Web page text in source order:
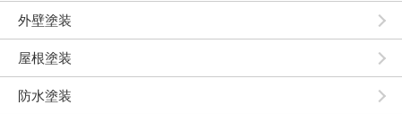
外壁塗装
屋根塗装
防水塗装